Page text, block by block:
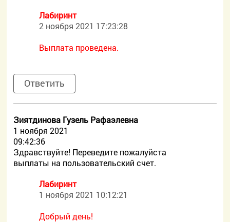
Лабиринт
2 ноября 2021 17:23:28
Выплата проведена.
Ответить
Зиятдинова Гузель Рафаэлевна
1 ноября 2021
09:42:36
Здравствуйте! Переведите пожалуйста
выплаты на пользовательский счет.
Лабиринт
1 ноября 2021 10:12:21
Добрый день!